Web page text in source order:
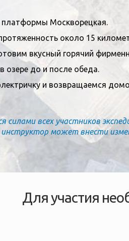
платформы Москворецкая.
около 15
вкусный горячий
озере до и после обеда.
и возвращаемся
всех участников
может внести
Для участия